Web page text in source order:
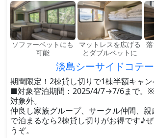
ソファーベットにも
可能
マットレスを広げる
とダブルベットに
淡島シーサイドコテ
期間限定！2棟貸し切りで1棟半額キャン
■対象宿泊期間：2025/4/7→7/6まで。
対象外。
仲良し家族グループ、サークル仲間、
で泊まるなら2棟貸し切りがお得です♪
うぞ。